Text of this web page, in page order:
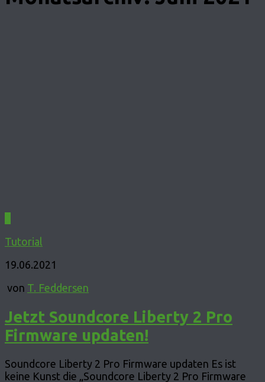
Tutorial
19.06.2021
von T. Feddersen
Jetzt Soundcore Liberty 2 Pro
Firmware updaten!
Soundcore Liberty 2 Pro Firmware updaten Es ist
keine Kunst die „Soundcore Liberty 2 Pro Firmware